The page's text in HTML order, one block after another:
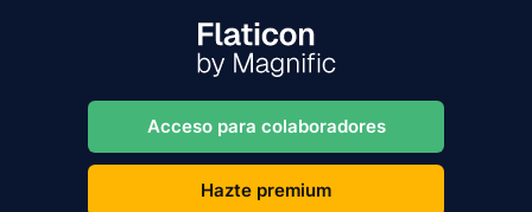
Acceso para colaboradores
Hazte premium